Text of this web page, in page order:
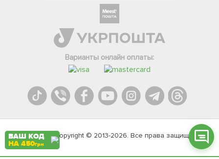
Варианты онлайн оплаты:
Agromarket.Copyright © 2013-2026. Все права защищены
Телеграм
Вайбер
Онлайн чат
ВАШ КОД
НА 450грн